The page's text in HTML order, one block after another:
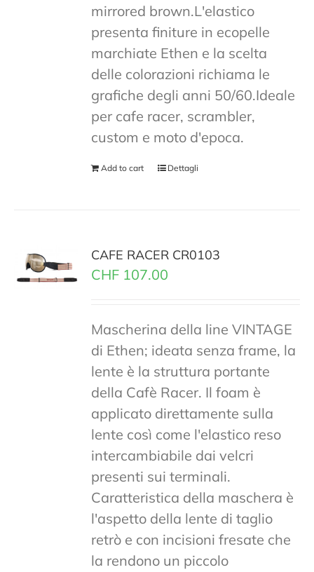
mirrored brown.L'elastico
presenta finiture in ecopelle
marchiate Ethen e la scelta
delle colorazioni richiama le
grafiche degli anni 50/60.Ideale
per cafe racer, scrambler,
custom e moto d'epoca.
Add to cart Dettagli
CAFE RACER CR0103
CHF 107.00
Mascherina della line VINTAGE
di Ethen; ideata senza frame, la
lente è la struttura portante
della Cafè Racer. Il foam è
applicato direttamente sulla
lente così come l'elastico reso
intercambiabile dai velcri
presenti sui terminali.
Caratteristica della maschera è
l'aspetto della lente di taglio
retrò e con incisioni fresate che
la rendono un piccolo